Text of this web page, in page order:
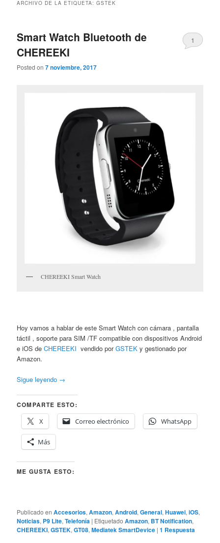
ARCHIVO DE LA ETIQUETA:GSTEK
Smart Watch Bluetooth de
CHEREEKI
Posted on7 noviembre, 2017
1
CHEREEKI Smart Watch
Hoy vamos a hablar de este Smart Watch con cámara , pantalla
táctil , soporte para SIM /TF compatible con dispositivos Android
e iOS deCHEREEKI vendido porGSTEK y gestionado por
Amazon.
Sigue leyendo →
COMPARTE ESTO:
X
Correo electrónico WhatsApp
Más
ME GUSTA ESTO:
Publicado en Accesorios,Amazon,Android,General,Huawei,iOS,
Noticias, P9 Lite,Telefonía | Etiquetado Amazon, BT Notification,
CHEREEKI,GSTEK,GT08,Mediatek SmartDevice |1 Respuesta